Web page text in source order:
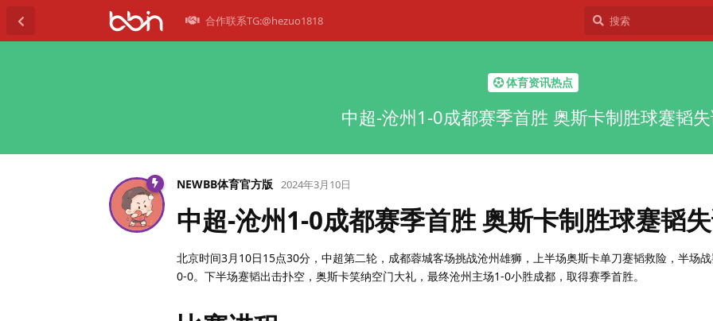
合作联系TG:@hezuo1818
体育资讯热点
中超-沧州1-0成都赛季首胜 奥斯卡制胜球蹇韬
NEWBB体育官方版 2024年3月10日
中超-沧州1-0成都赛季首胜 奥斯卡制胜球蹇韬
北京时间3月10日15点30分，中超第二轮，成都蓉城客场挑战沧州雄狮，上半场奥斯卡单刀蹇韬救险，半场
0-0。下半场蹇韬出击扑空，奥斯卡笑纳空门大礼，最终沧州主场1-0小胜成都，取得赛季首胜。